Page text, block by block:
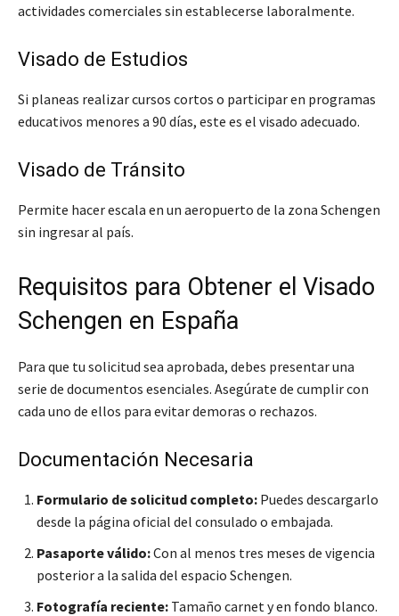
actividades comerciales sin establecerse laboralmente.
Visado de Estudios
Si planeas realizar cursos cortos o participar en programas
educativos menores a 90 días, este es el visado adecuado.
Visado de Tránsito
Permite hacer escala en un aeropuerto de la zona Schengen
sin ingresar al país.
Requisitos para Obtener el Visado
Schengen en España
Para que tu solicitud sea aprobada, debes presentar una
serie de documentos esenciales. Asegúrate de cumplir con
cada uno de ellos para evitar demoras o rechazos.
Documentación Necesaria
Formulario de solicitud completo: Puedes descargarlo
desde la página oficial del consulado o embajada.
Pasaporte válido:Con al menos tres meses de vigencia
posterior a la salida del espacio Schengen.
Fotografía reciente: Tamaño carnet y en fondo blanco.